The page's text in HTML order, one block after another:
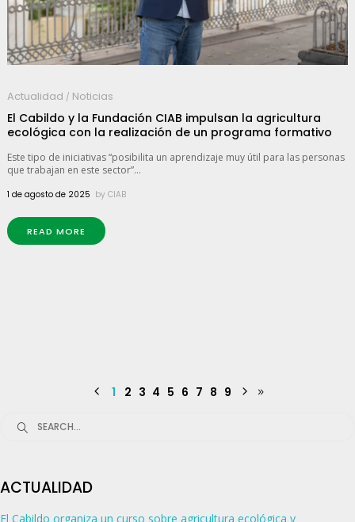
Actualidad / Noticias
El Cabildo y la Fundación CIAB impulsan la agricultura
ecológica con la realización de un programa formativo
Este tipo de iniciativas “posibilita un aprendizaje muy útil para las personas
que trabajan en este sector”...
1 de agosto de 2025 by CIAB
READ MORE
1 2 3 4 5 6 7 8 9
Search
ACTUALIDAD
El Cabildo organiza un curso sobre agricultura ecológica y